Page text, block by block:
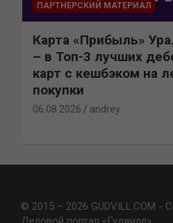
ПАРТНЕРСКИЙ МАТЕРИАЛ
Карта «Прибыль»
– в Топ-3 лучших
карт с кешбэком на
покупки
06.08.2026 andrey
© 2015 – 2026 GUDVILL.COM